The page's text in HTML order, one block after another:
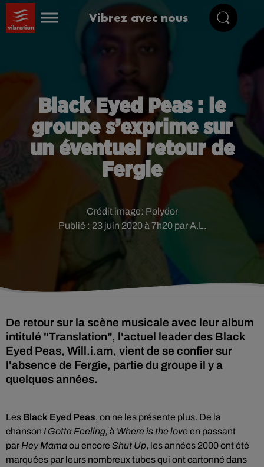
Vibrez avec nous
Black Eyed Peas : le
groupe s’exprime sur
un éventuel retour de
Fergie
Publié : 23 juin 2020 à 7h20 par A.L.
Crédit image: Polydor
De retour sur la scène musicale avec leur album
intitulé "Translation", l'actuel leader des Black
Eyed Peas, Will.i.am, vient de se confier sur
l'absence de Fergie, partie du groupe il y a
quelques années.
Les Black Eyed Peas, on ne les présente plus. De la
chanson I Gotta Feeling, à Where is the loveen passant
par Hey Mamaou encore Shut Up, les années 2000 ont été
marquées par leurs nombreux tubes qui ont cartonné dans